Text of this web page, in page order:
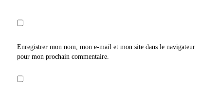
Enregistrer mon nom, mon e-mail et mon site dans le navigateur
pour mon prochain commentaire.